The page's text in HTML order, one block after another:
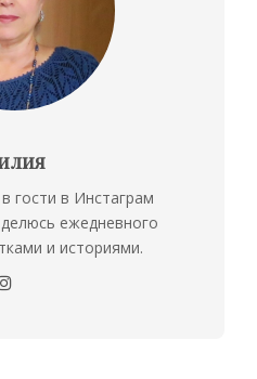
гости в Инстаграм
делюсь ежедневного
и историями.